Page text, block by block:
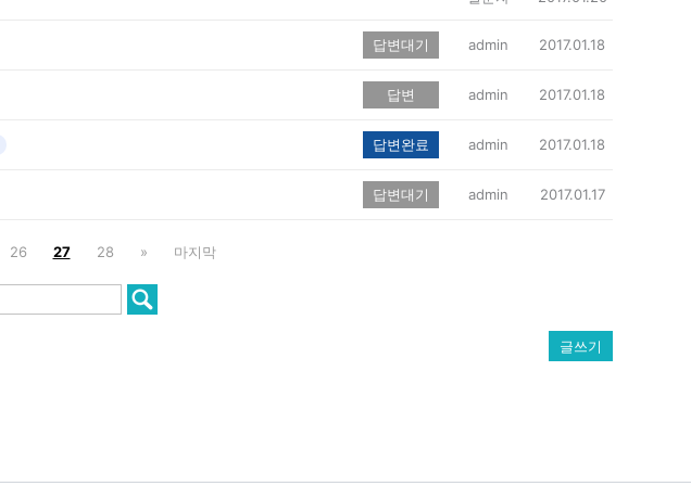
답변대기 admin 2017.01.18
답변 admin 2017.01.18
답변완료 admin 2017.01.18
답변대기 admin 2017.01.17
26 27 28 » 마지막
글쓰기